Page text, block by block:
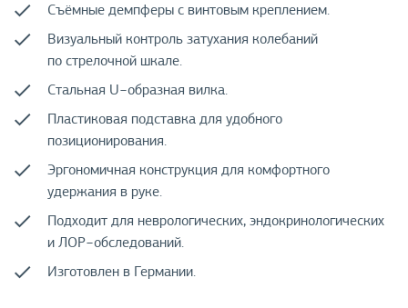
Съёмные демпферы с винтовым креплением.
Визуальный контроль затухания колебаний
по стрелочной шкале.
Стальная U−образная вилка.
Пластиковая подставка для удобного
позиционирования.
Эргономичная конструкция для комфортного
удержания в руке.
Подходит для неврологических, эндокринологических
и ЛОР−обследований.
Изготовлен в Германии.